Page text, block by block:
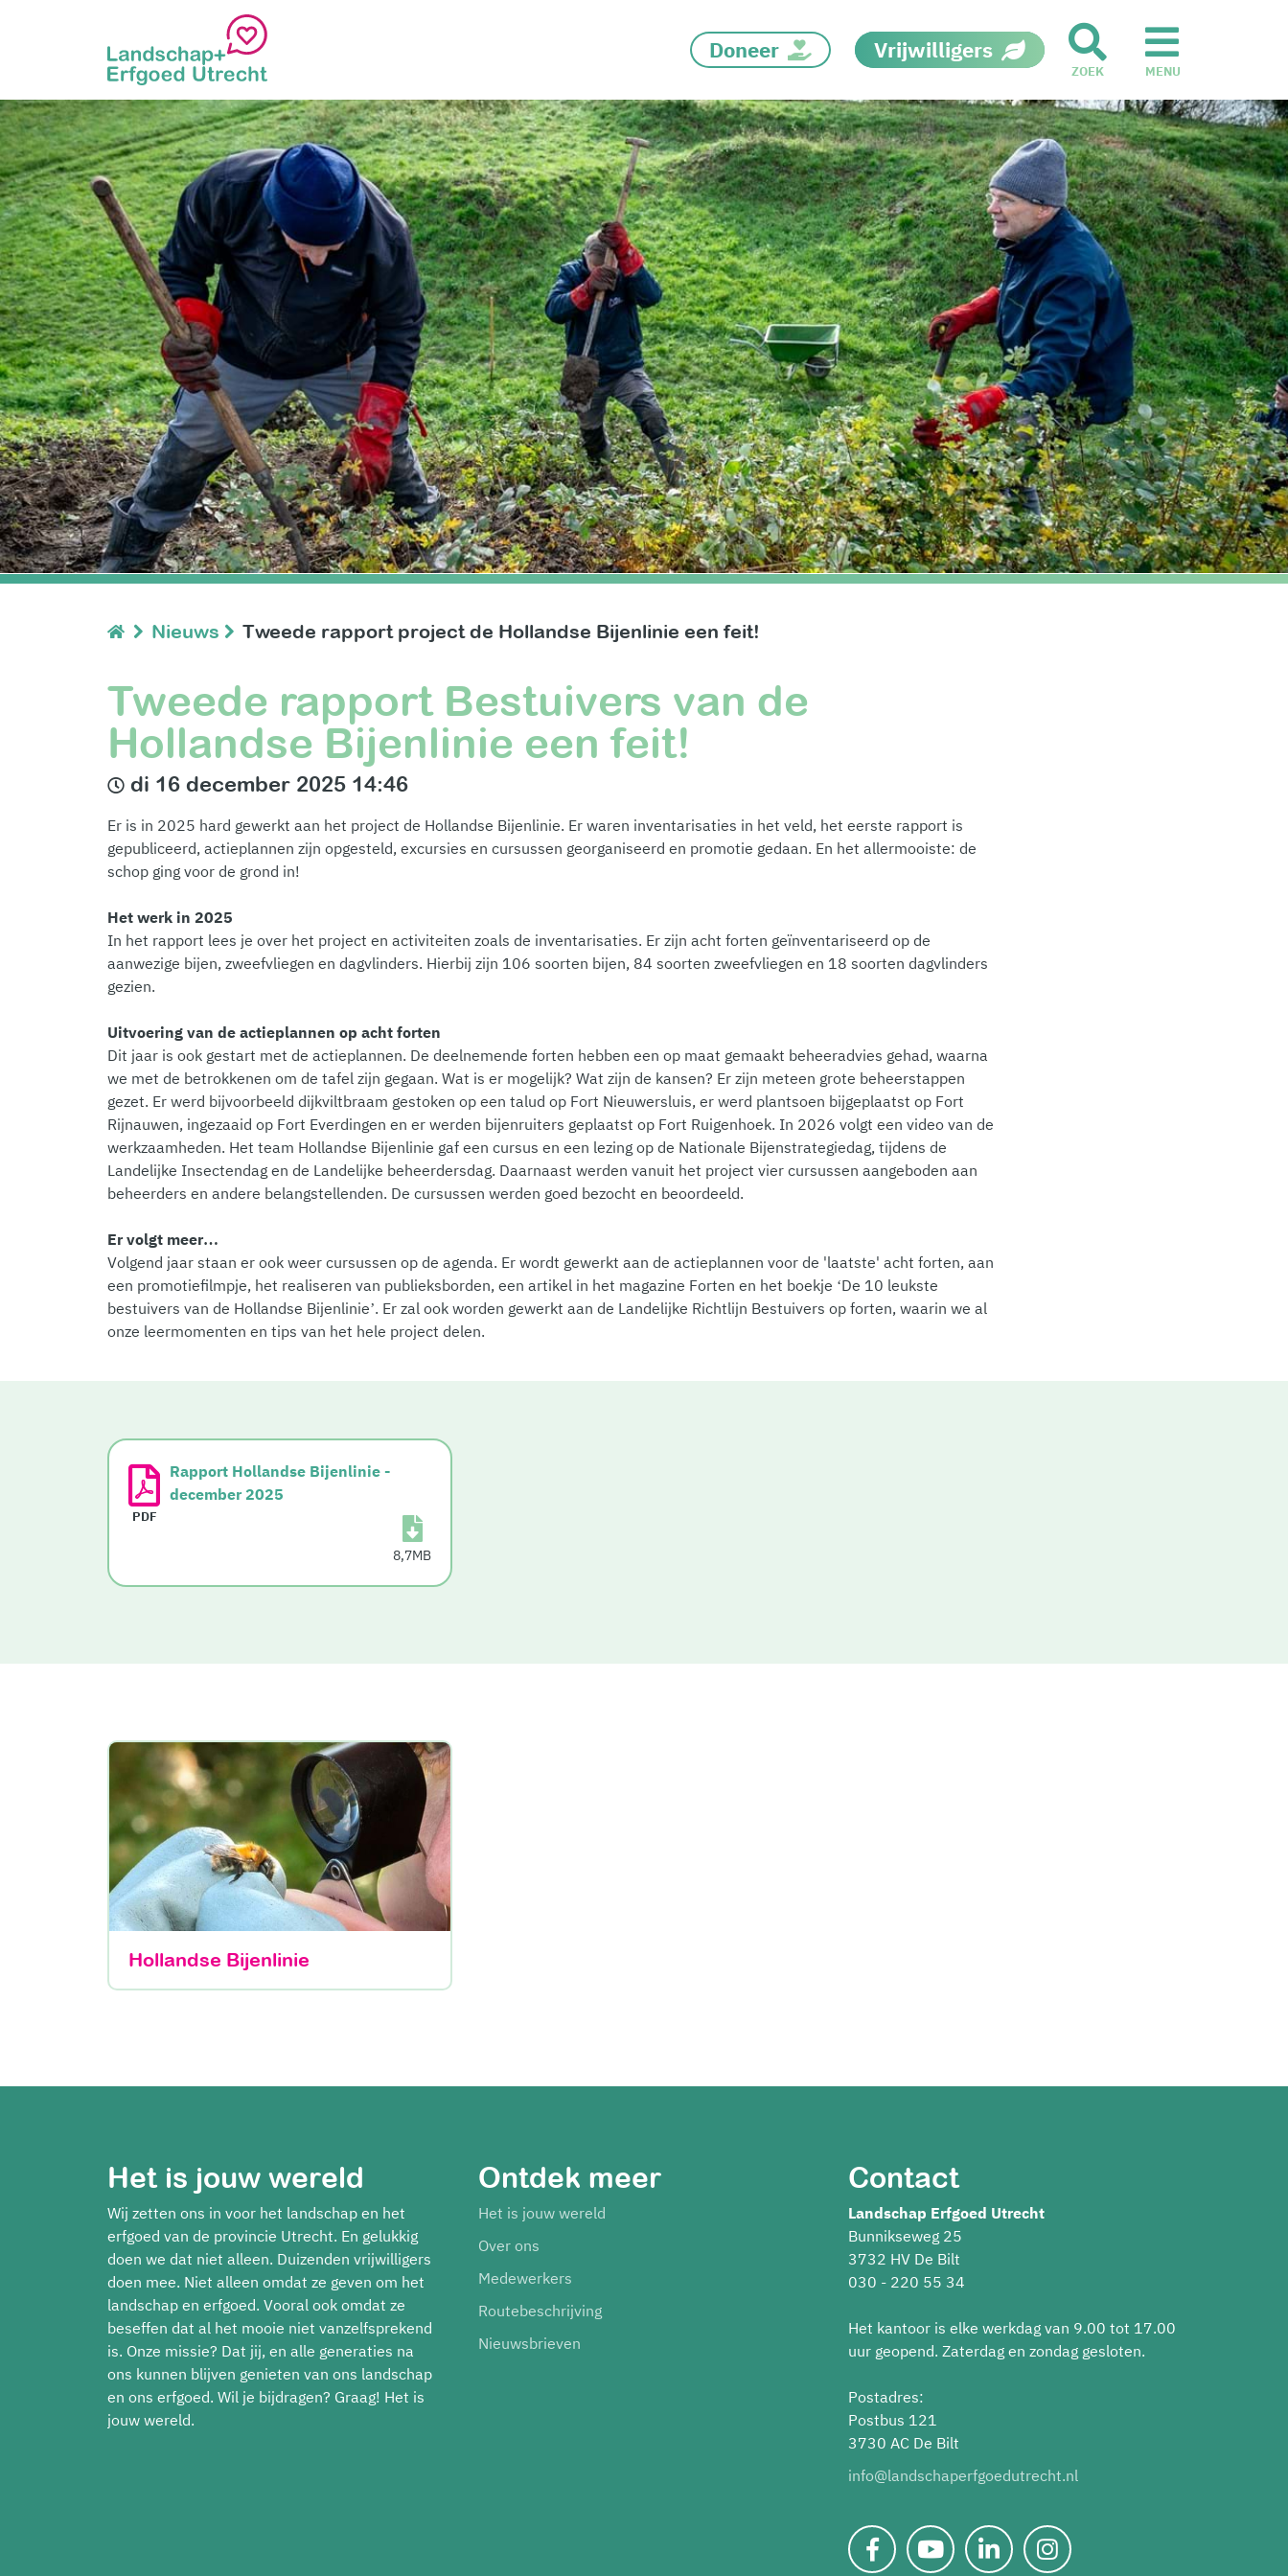
Doneer Vrijwilligers
ZOEK MENU
Nieuws Tweede rapport project de Hollandse Bijenlinie een feit!
Tweede rapport Bestuivers van de
Hollandse Bijenlinie een feit!
di 16 december 2025 14:46
Er is in 2025 hard gewerkt aan het project de Hollandse Bijenlinie. Er waren inventarisaties in het veld, het eerste rapport is
gepubliceerd, actieplannen zijn opgesteld, excursies en cursussen georganiseerd en promotie gedaan. En het allermooiste: de
schop ging voor de grond in!
Het werk in 2025
In het rapport lees je over het project en activiteiten zoals de inventarisaties. Er zijn acht forten geïnventariseerd op de
aanwezige bijen, zweefvliegen en dagvlinders. Hierbij zijn 106 soorten bijen, 84 soorten zweefvliegen en 18 soorten dagvlinders
gezien.
Uitvoering van de actieplannen op acht forten
Dit jaar is ook gestart met de actieplannen. De deelnemende forten hebben een op maat gemaakt beheeradvies gehad, waarna
we met de betrokkenen om de tafel zijn gegaan. Wat is er mogelijk? Wat zijn de kansen? Er zijn meteen grote beheerstappen
gezet. Er werd bijvoorbeeld dijkviltbraam gestoken op een talud op Fort Nieuwersluis, er werd plantsoen bijgeplaatst op Fort
Rijnauwen, ingezaaid op Fort Everdingen en er werden bijenruiters geplaatst op Fort Ruigenhoek. In 2026 volgt een video van de
werkzaamheden. Het team Hollandse Bijenlinie gaf een cursus en een lezing op de Nationale Bijenstrategiedag, tijdens de
Landelijke Insectendag en de Landelijke beheerdersdag. Daarnaast werden vanuit het project vier cursussen aangeboden aan
beheerders en andere belangstellenden. De cursussen werden goed bezocht en beoordeeld.
Er volgt meer…
Volgend jaar staan er ook weer cursussen op de agenda. Er wordt gewerkt aan de actieplannen voor de 'laatste' acht forten, aan
een promotiefilmpje, het realiseren van publieksborden, een artikel in het magazine Forten en het boekje ‘De 10 leukste
bestuivers van de Hollandse Bijenlinie’. Er zal ook worden gewerkt aan de Landelijke Richtlijn Bestuivers op forten, waarin we al
onze leermomenten en tips van het hele project delen.
PDF
Rapport Hollandse Bijenlinie -
december 2025
8,7MB
Hollandse Bijenlinie
Het is jouw wereld
Wij zetten ons in voor het landschap en het
erfgoed van de provincie Utrecht. En gelukkig
doen we dat niet alleen. Duizenden vrijwilligers
doen mee. Niet alleen omdat ze geven om het
landschap en erfgoed. Vooral ook omdat ze
beseffen dat al het mooie niet vanzelfsprekend
is. Onze missie? Dat jij, en alle generaties na
ons kunnen blijven genieten van ons landschap
en ons erfgoed. Wil je bijdragen? Graag! Het is
jouw wereld.
Ontdek meer
Het is jouw wereld
Over ons
Medewerkers
Routebeschrijving
Nieuwsbrieven
Contact
Landschap Erfgoed Utrecht
Bunnikseweg 25
3732 HV De Bilt
030 - 220 55 34
Het kantoor is elke werkdag van 9.00 tot 17.00
uur geopend. Zaterdag en zondag gesloten.
Postadres:
Postbus 121
3730 AC De Bilt
info@landschaperfgoedutrecht.nl